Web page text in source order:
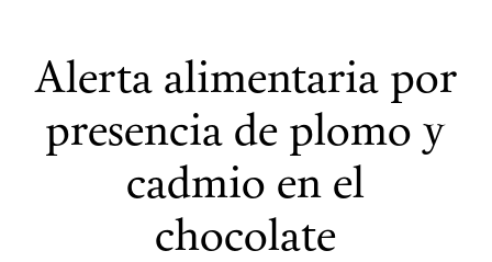
Alerta alimentaria por
presencia de plomo y
cadmio en el
chocolate